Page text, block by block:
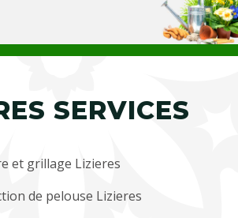
SERVICES
et grillage Lizieres
de pelouse Lizieres